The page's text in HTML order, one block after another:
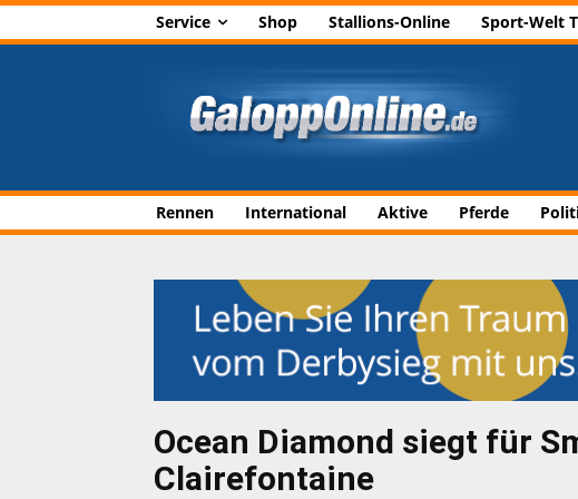
Service Shop Stallions-Online Sport-Welt
Rennen International Aktive Pferde
Ocean Diamond siegt für
Clairefontaine